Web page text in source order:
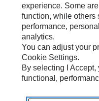
站点地图
Cookie Settings
法律
隐私
experience. Some
function, while others
performance,
analytics.
You can adjust your
Cookie Settings.
By selecting I
functional,